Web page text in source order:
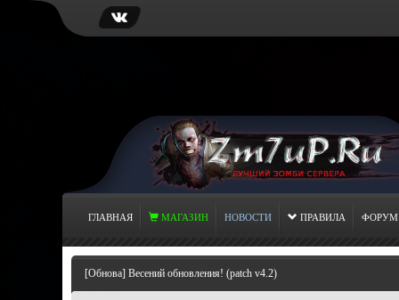
ГЛАВНАЯ МАГАЗИН НОВОСТИ ПРАВИЛА ФОРУМ
[Обнова] Весений обновления! (patch v4.2)